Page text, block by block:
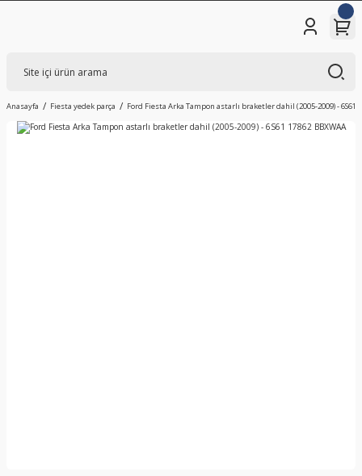
Anasayfa Fiesta yedek parça Ford Fiesta Arka Tampon astarlı braketler dahil (2005-2009) - 6S61